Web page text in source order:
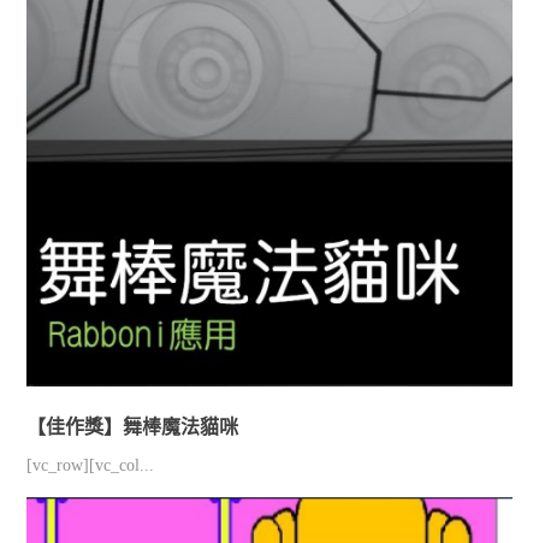
【佳作獎】舞棒魔法貓咪
[vc_row][vc_col...